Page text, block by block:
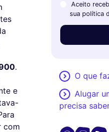
.
e
com
Aceito
sua política
O que
Alugar
precisa